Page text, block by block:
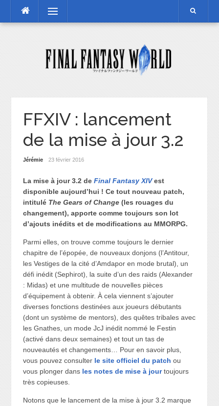
content
Menu
FFXIV : lancement
de la mise à jour 3.2
Jérémie 23 février 2016
La mise à jour 3.2 de Final Fantasy XIVest
disponible aujourd’hui ! Ce tout nouveau patch,
intitulé The Gears of Change(les rouages du
changement), apporte comme toujours son lot
d’ajouts inédits et de modifications au MMORPG.
Parmi elles, on trouve comme toujours le dernier
chapitre de l’épopée, de nouveaux donjons (l’Antitour,
les Vestiges de la cité d’Amdapor en mode brutal), un
défi inédit (Sephirot), la suite d’un des raids (Alexander
: Midas) et une multitude de nouvelles pièces
d’équipement à obtenir. À cela viennent s’ajouter
diverses fonctions destinées aux joueurs débutants
(dont un système de mentors), des quêtes tribales avec
les Gnathes, un mode JcJ inédit nommé le Festin
(activé dans deux semaines) et tout un tas de
nouveautés et changements… Pour en savoir plus,
vous pouvez consulter le site officiel du patch ou
vous plonger dans les notes de mise à jourtoujours
très copieuses.
Notons que le lancement de la mise à jour 3.2 marque